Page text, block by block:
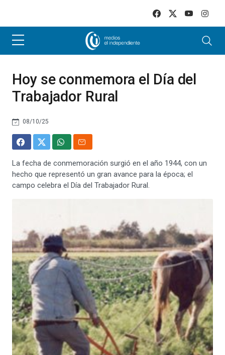
Hoy se conmemora el Día del
Trabajador Rural
08/10/25
La fecha de conmemoración surgió en el año 1944, con un
hecho que representó un gran avance para la época; el
campo celebra el Día del Trabajador Rural.